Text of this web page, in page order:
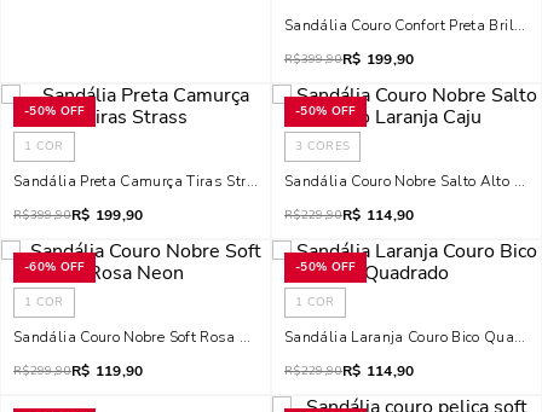
Sandália Couro Confort Preta Brilho
R$399,90R$ 199,90
-50% OFF
1 COR
Sandália Preta Camurça Tiras Strass
R$399,90R$ 199,90
-50% OFF
3 CORES
Sandália Couro Nobre Salto Alto
R$229,90R$ 114,90
-60% OFF
1 COR
Sandália Couro Nobre Soft Rosa Neon
R$299,90R$ 119,90
-50% OFF
1 COR
Sandália Laranja Couro Bico
R$229,90R$ 114,90